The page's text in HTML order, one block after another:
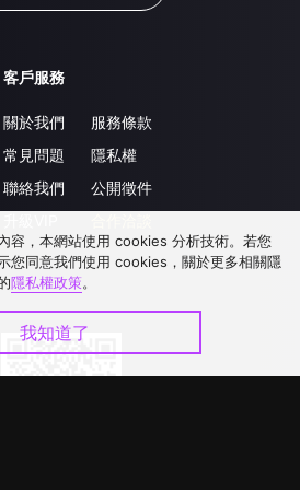
客戶服務
關於我們
常見問題
聯絡我們
服務條款
隱私權
公開徵件
容，本網站使用 cookies 分析技術。若您
您同意我們使用 cookies，關於更多相關隱
隱私權政策。
我知道了